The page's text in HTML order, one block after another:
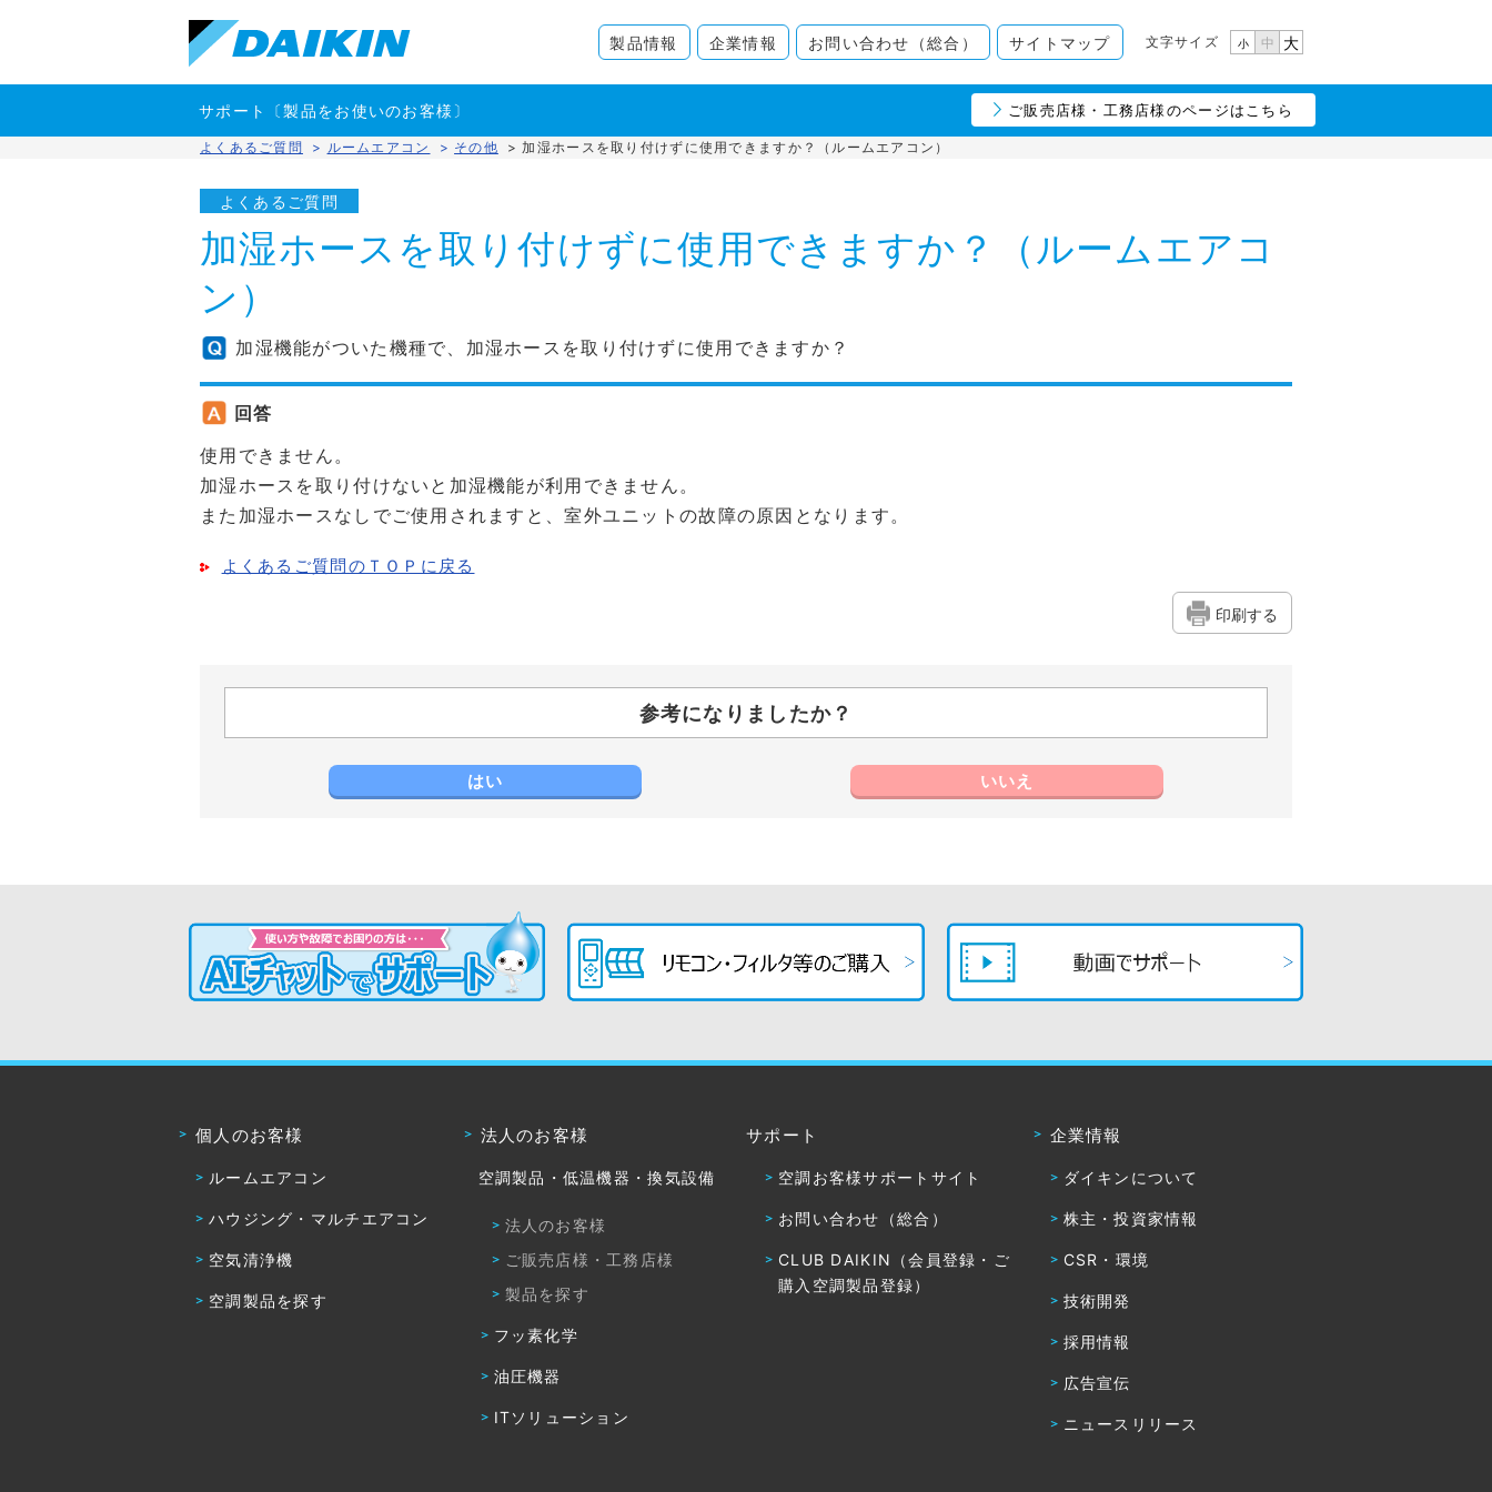
製品情報 企業情報 お問い合わせ（総合） サイトマップ 文字サイズ 小 中 大
サポート〔製品をお使いのお客様〕 ご販売店様・工務店様のページはこちら
よくあるご質問 > ルームエアコン > その他 > 加湿ホースを取り付けずに使用できますか？（ルームエアコン）
よくあるご質問
加湿ホースを取り付けずに使用できますか？（ルームエアコ
ン）
加湿機能がついた機種で、加湿ホースを取り付けずに使用できますか？
回答
使用できません。
加湿ホースを取り付けないと加湿機能が利用できません。
また加湿ホースなしでご使用されますと、室外ユニットの故障の原因となります。
よくあるご質問のＴＯＰに戻る
印刷する
参考になりましたか？
はい いいえ
個人のお客様
ルームエアコン
ハウジング・マルチエアコン
空気清浄機
空調製品を探す
法人のお客様
空調製品・低温機器・換気設備
法人のお客様
ご販売店様・工務店様
製品を探す
フッ素化学
油圧機器
ITソリューション
サポート
空調お客様サポートサイト
お問い合わせ（総合）
CLUB DAIKIN（会員登録・ご
購入空調製品登録）
企業情報
ダイキンについて
株主・投資家情報
CSR・環境
技術開発
採用情報
広告宣伝
ニュースリリース